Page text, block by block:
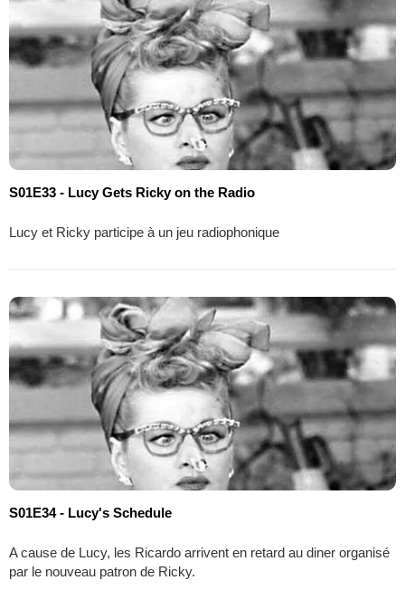
S01E33 - Lucy Gets Ricky on the Radio
Lucy et Ricky participe à un jeu radiophonique
S01E34 - Lucy's Schedule
A cause de Lucy, les Ricardo arrivent en retard au diner organisé
par le nouveau patron de Ricky.